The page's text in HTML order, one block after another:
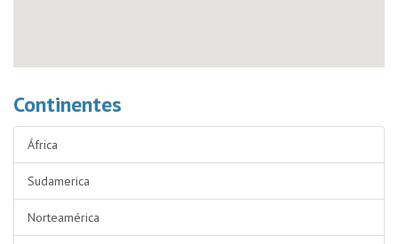
Continentes
África
Sudamerica
Norteamérica